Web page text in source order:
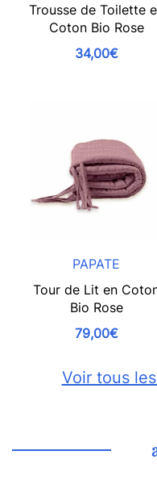
Trousse de Toilette
Coton Bio Rose
34,00€
PAPATE
Tour de Lit en
Bio Rose
79,00€
Voir tous